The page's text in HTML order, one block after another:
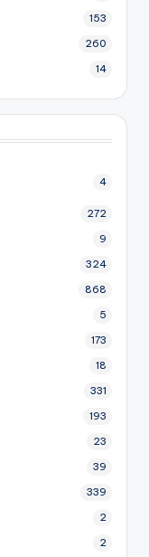
153
260
14
4
272
9
324
868
5
173
18
331
193
23
39
339
2
2